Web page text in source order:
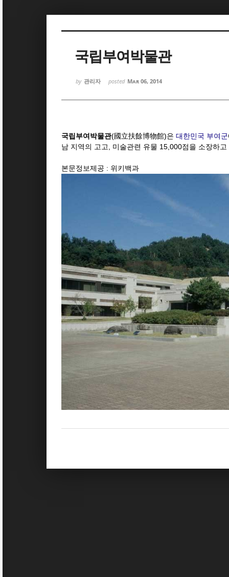
국립부여박물관
by 관리자 posted Mar 06, 2014
국립부여박물관(國立扶餘博物館)은 대한민국 부여군
남 지역의 고고, 미술관련 유물 15,000점을 소장하
본문정보제공 : 위키백과
Sketchbook5, 스케치북5
Sketchbook5, 스케치북5
Sketchbook5, 스케치북5
Sketchbook5, 스케치북5